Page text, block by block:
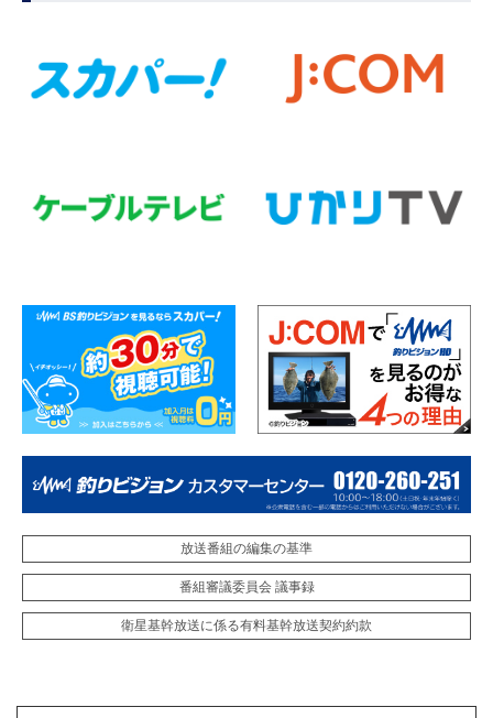
放送番組の編集の基準
番組審議委員会 議事録
衛星基幹放送に係る有料基幹放送契約約款